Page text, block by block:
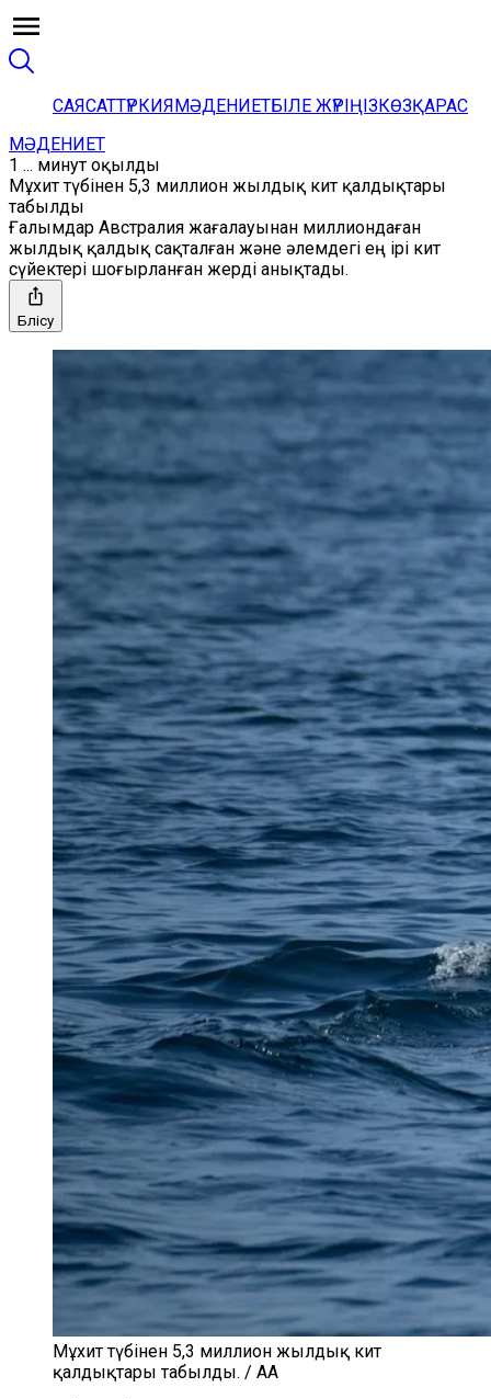
САЯСАТТҮРКИЯМӘДЕНИЕТБІЛЕ ЖҮРІҢІЗКӨЗҚАРАС
МӘДЕНИЕТ
1 ... минут оқылды
Мұхит түбінен 5,3 миллион жылдық кит қалдықтары
табылды
Ғалымдар Австралия жағалауынан миллиондаған
жылдық қалдық сақталған және әлемдегі ең ірі кит
сүйектері шоғырланған жерді анықтады.
Бөлісу
Мұхит түбінен 5,3 миллион жылдық кит
қалдықтары табылды. / AA